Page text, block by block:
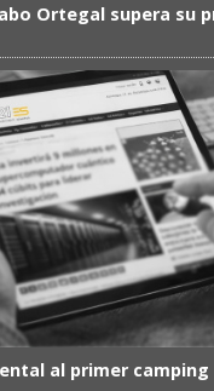
Ortegal supera su
al primer camping